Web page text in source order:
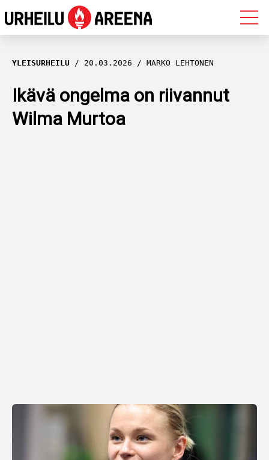
OLYMPIALAISET
MAASTOHIIHTO
AMPUMAHIIHTO
YLEISURHEILU 20.03.2026 MARKO LEHTONEN
Ikävä ongelma on riivannut
Wilma Murtoa